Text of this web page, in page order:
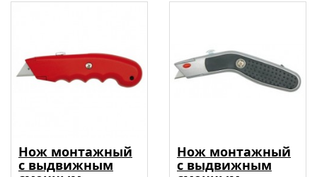
Нож монтажный
с выдвижным
Нож монтажный
с выдвижным